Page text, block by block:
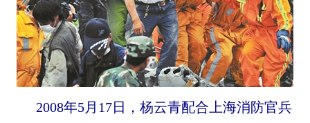
2008年5月17日，杨云青配合上海消防官兵